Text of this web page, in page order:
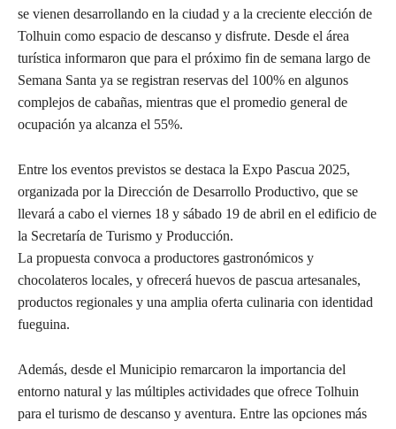
se vienen desarrollando en la ciudad y a la creciente elección de
Tolhuin como espacio de descanso y disfrute. Desde el área
turística informaron que para el próximo fin de semana largo de
Semana Santa ya se registran reservas del 100% en algunos
complejos de cabañas, mientras que el promedio general de
ocupación ya alcanza el 55%.
Entre los eventos previstos se destaca la Expo Pascua 2025,
organizada por la Dirección de Desarrollo Productivo, que se
llevará a cabo el viernes 18 y sábado 19 de abril en el edificio de
la Secretaría de Turismo y Producción.
La propuesta convoca a productores gastronómicos y
chocolateros locales, y ofrecerá huevos de pascua artesanales,
productos regionales y una amplia oferta culinaria con identidad
fueguina.
Además, desde el Municipio remarcaron la importancia del
entorno natural y las múltiples actividades que ofrece Tolhuin
para el turismo de descanso y aventura. Entre las opciones más